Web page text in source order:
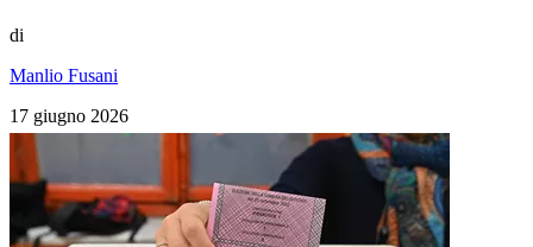
di
Manlio Fusani
17 giugno 2026